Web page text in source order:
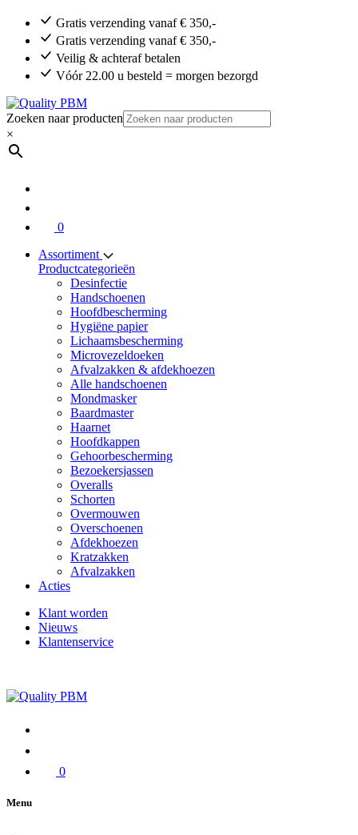
Gratis verzending vanaf € 350,-
Gratis verzending vanaf € 350,-
Veilig & achteraf betalen
Vóór 22.00 u besteld = morgen bezorgd
Zoeken naar producten
×
0
Assortiment
Productcategorieën
Desinfectie
Handschoenen
Hoofdbescherming
Hygiëne papier
Lichaamsbescherming
Microvezeldoeken
Afvalzakken & afdekhoezen
Alle handschoenen
Mondmasker
Baardmaster
Haarnet
Hoofdkappen
Gehoorbescherming
Bezoekersjassen
Overalls
Schorten
Overmouwen
Overschoenen
Afdekhoezen
Kratzakken
Afvalzakken
Acties
Klant worden
Nieuws
Klantenservice
0
Menu